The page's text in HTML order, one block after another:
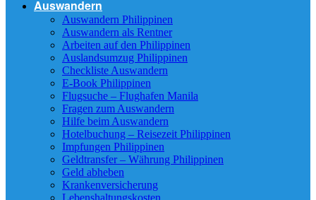
Auswandern
Auswandern Philippinen
Auswandern als Rentner
Arbeiten auf den Philippinen
Auslandsumzug Philippinen
Checkliste Auswandern
E-Book Philippinen
Flugsuche – Flughafen Manila
Fragen zum Auswandern
Hilfe beim Auswandern
Hotelbuchung – Reisezeit Philippinen
Impfungen Philippinen
Geldtransfer – Währung Philippinen
Geld abheben
Krankenversicherung
Lebenshaltungskosten